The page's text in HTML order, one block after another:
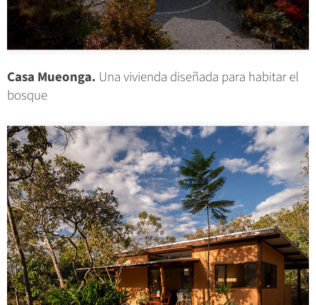
Casa Mueonga. Una vivienda diseñada para habitar el
bosque